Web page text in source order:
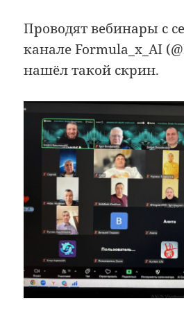
Проводят вебинары с
канале Formula_x_AI
нашёл такой скрин.